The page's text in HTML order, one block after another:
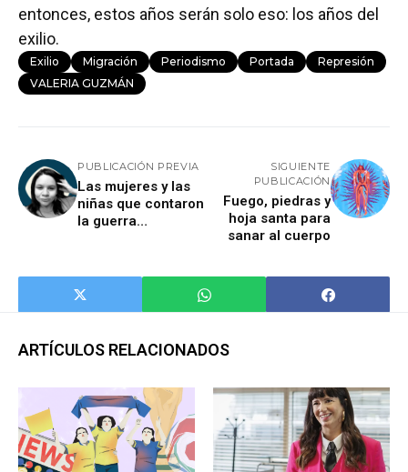
entonces, estos años serán solo eso: los años del
exilio.
Exilio Migración Periodismo Portada
Represión
VALERIA GUZMÁN
PUBLICACIÓN PREVIA
Las mujeres y las
niñas que contaron
la guerra
historiadores
SIGUIENTE
PUBLICACIÓN
Fuego, piedras y
hoja santa para
sanar al cuerpo
ARTÍCULOS RELACIONADOS